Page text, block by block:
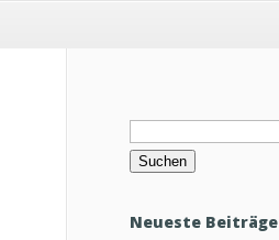
Suchen
Neueste Beiträge